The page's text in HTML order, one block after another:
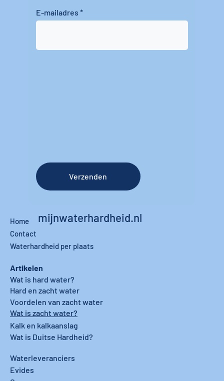
E-mailadres
Verzenden
mijnwaterhardheid.nl
Home
Contact
Waterhardheid per plaats
Waterleveranciers
Evides
Artikelen
Wat is hard water?
Hard en zacht water
Wat is zacht water?
Voordelen van zacht water
Kalk en kalkaanslag
Wat is Duitse Hardheid?